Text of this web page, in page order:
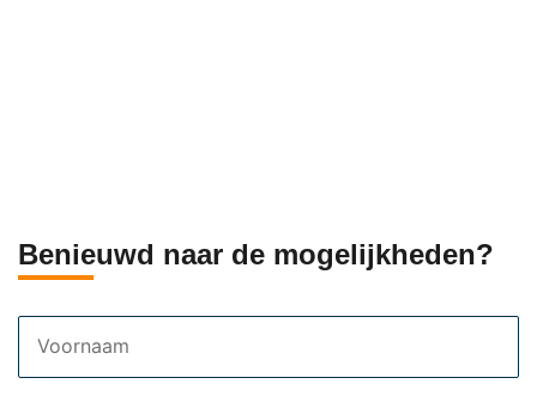
Benieuwd naar de mogelijkheden?